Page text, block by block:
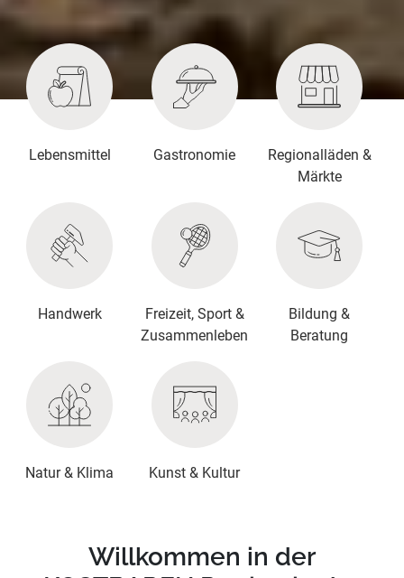
Lebensmittel Gastronomie
Regionalläden &
Märkte
Handwerk
Freizeit, Sport &
Zusammenleben
Bildung &
Beratung
Natur & Klima Kunst & Kultur
Willkommen in der